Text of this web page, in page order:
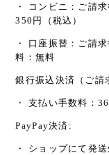
・ コンビニ：ご請
350円（税込）
・ 口座振替：ご請
料：無料
銀行振込決済（ご請
・ 支払い手数料：
PayPay決済:
・ ショップにて発